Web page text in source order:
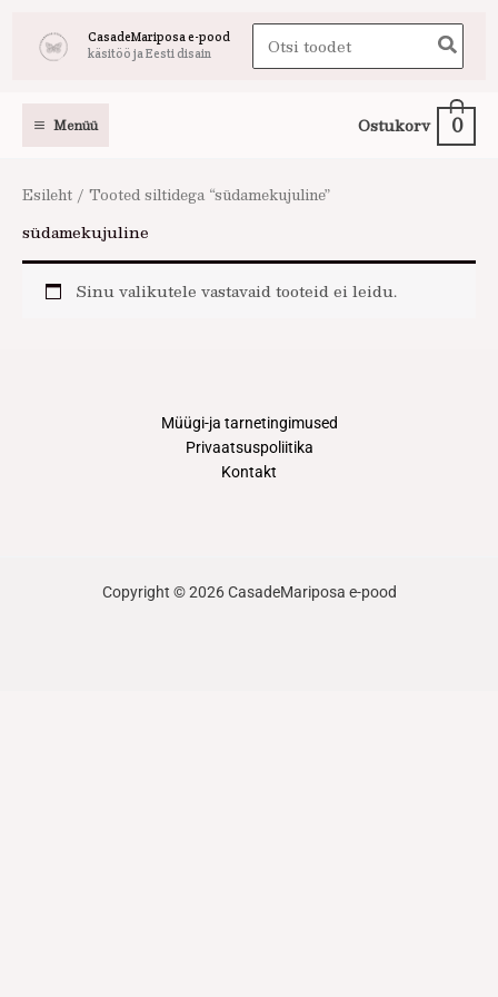
CasadeMariposa e-pood
käsitöö ja Eesti disain
Search
for:
Menüü Ostukorv 0
Esileht / Tooted siltidega “südamekujuline”
südamekujuline
Sinu valikutele vastavaid tooteid ei leidu.
Müügi-ja tarnetingimused
Privaatsuspoliitika
Kontakt
Copyright © 2026 CasadeMariposa e-pood